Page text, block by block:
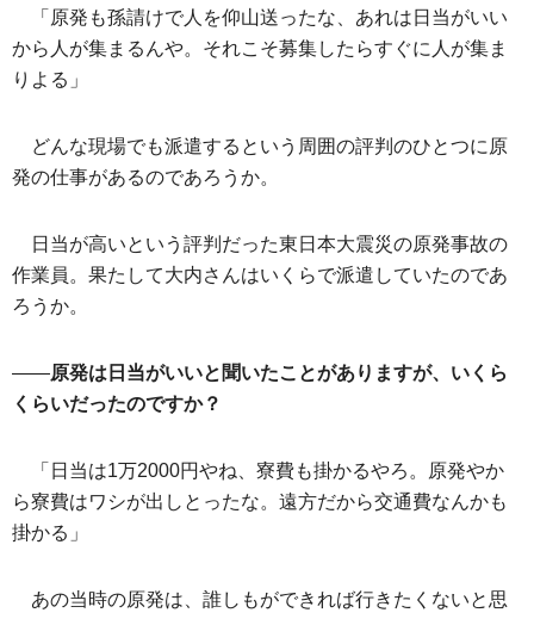
「原発も孫請けで人を仰山送ったな、あれは日当がいい
から人が集まるんや。それこそ募集したらすぐに人が集ま
りよる」
どんな現場でも派遣するという周囲の評判のひとつに原
発の仕事があるのであろうか。
日当が高いという評判だった東日本大震災の原発事故の
作業員。果たして大内さんはいくらで派遣していたのであ
ろうか。
——原発は日当がいいと聞いたことがありますが、いくら
くらいだったのですか？
「日当は1万2000円やね、寮費も掛かるやろ。原発やか
ら寮費はワシが出しとったな。遠方だから交通費なんかも
掛かる」
あの当時の原発は、誰しもができれば行きたくないと思